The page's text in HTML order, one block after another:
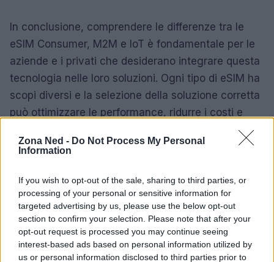
Zona Ned - Do Not Process My Personal
Information
If you wish to opt-out of the sale, sharing to third parties, or
processing of your personal or sensitive information for
targeted advertising by us, please use the below opt-out
section to confirm your selection. Please note that after your
opt-out request is processed you may continue seeing
interest-based ads based on personal information utilized by
us or personal information disclosed to third parties prior to
In conclusione, comprendere le differenze tra le
eSIM Consumer, M2M e IoT è fondamentale per le
aziende e i privati che desiderano integrare questa
tecnologia nelle loro soluzioni. Ogni tipo di eSIM ha
scopi diversi e la selezione della soluzione corretta
può ottimizzare le performance, ridurre i costi e
migliorare la sicurezza delle implementazioni IoT.
Nella mia esperienza, è essenziale approcciare
garantire risultati misurabili e soddisfacenti nel
lungo termine. Sei pronto a esplorare le potenzialità
delle eSIM nel tuo prossimo progetto?